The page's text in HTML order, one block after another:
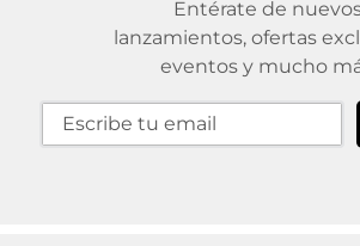
Entérate de
lanzamientos, ofertas
eventos y mucho